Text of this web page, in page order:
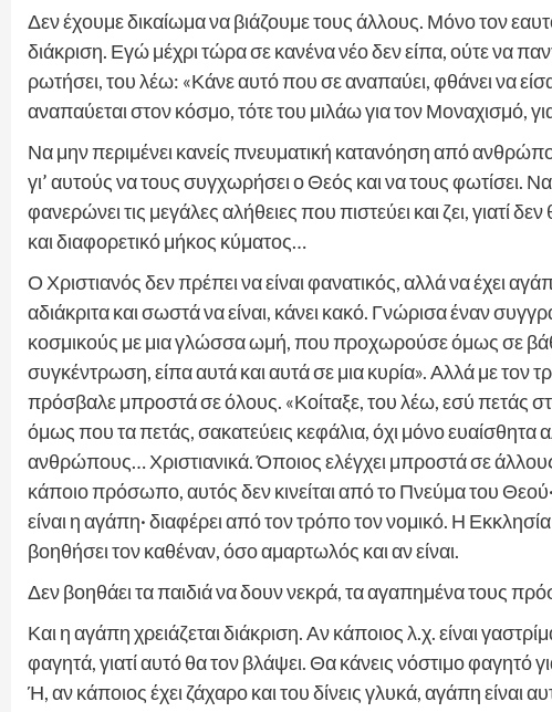
Δεν έχουμε δικαίωμα να βιάζουμε τους άλλους. Μόνο τον
διάκριση. Εγώ μέχρι τώρα σε κανένα νέο δεν είπα, ούτε να
ρωτήσει, του λέω: «Κάνε αυτό που σε αναπαύει, φθάνει να
αναπαύεται στον κόσμο, τότε του μιλάω για τον Μοναχισμό,
Να μην περιμένει κανείς πνευματική κατανόηση από
γι’ αυτούς να τους συγχωρήσει ο Θεός και να τους φωτίσει.
φανερώνει τις μεγάλες αλήθειες που πιστεύει και ζει, γιατί
και διαφορετικό μήκος κύματος…
Ο Χριστιανός δεν πρέπει να είναι φανατικός, αλλά να έχει
αδιάκριτα και σωστά να είναι, κάνει κακό. Γνώρισα έναν
κοσμικούς με μια γλώσσα ωμή, που προχωρούσε όμως σε
συγκέντρωση, είπα αυτά και αυτά σε μια κυρία». Αλλά με τον
πρόσβαλε μπροστά σε όλους. «Κοίταξε, του λέω, εσύ πετάς
όμως που τα πετάς, σακατεύεις κεφάλια, όχι μόνο ευαίσθητα
ανθρώπους… Χριστιανικά. Όποιος ελέγχει μπροστά σε
κάποιο πρόσωπο, αυτός δεν κινείται από το Πνεύμα του
είναι η αγάπη· διαφέρει από τον τρόπο τον νομικό. Η
βοηθήσει τον καθέναν, όσο αμαρτωλός και αν είναι.
Δεν βοηθάει τα παιδιά να δουν νεκρά, τα αγαπημένα τους
Και η αγάπη χρειάζεται διάκριση. Αν κάποιος λ.χ. είναι
φαγητά, γιατί αυτό θα τον βλάψει. Θα κάνεις νόστιμο φαγητό
Ή, αν κάποιος έχει ζάχαρο και του δίνεις γλυκά, αγάπη είναι